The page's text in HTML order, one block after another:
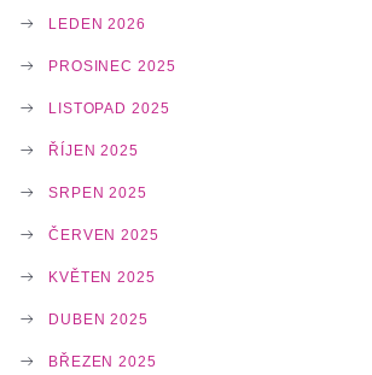
LEDEN 2026
PROSINEC 2025
LISTOPAD 2025
ŘÍJEN 2025
SRPEN 2025
ČERVEN 2025
KVĚTEN 2025
DUBEN 2025
BŘEZEN 2025